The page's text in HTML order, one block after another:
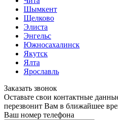
Шымкент
Щелково
Элиста
Энгельс
Южносахалинск
Якутск
Ялта
Ярославль
Заказать звонок
Оставьте свои контактные
перезвонит Вам в ближайшее
Ваш номер телефона